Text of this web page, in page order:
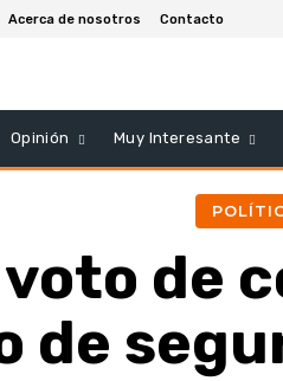
Acerca de nosotros Contacto
Opinión Muy Interesante
voto de
de